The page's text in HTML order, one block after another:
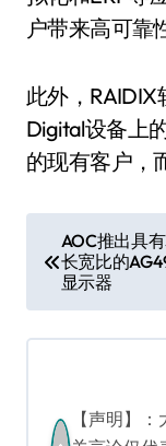
户带来高可靠
此外，
Digital设备上
的现有客户，
章
导
AOC推出具
长宽比的
显示器
【声明】